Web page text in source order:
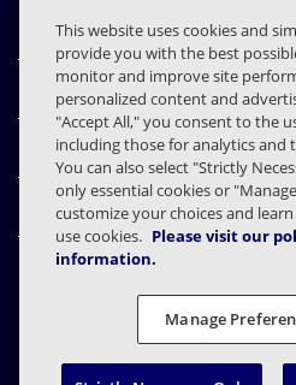
Quiénes somos
Productos
Centro de Recursos
Contáctenos
Contratos Declaración de
Preferencias de privacidad
This website uses cookies and
provide you with the best
monitor and improve site
personalized content and
"Accept All," you consent to the
including those for analytics and
You can also select "Strictly
only essential cookies or
customize your choices and
use cookies. Please visit our
information.
Manage